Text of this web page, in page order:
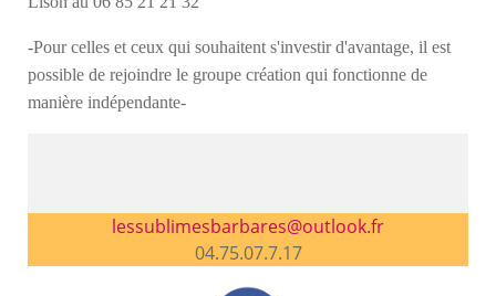
-Pour celles et ceux qui souhaitent s'investir d'avantage, il est
possible de rejoindre le groupe création qui fonctionne de
manière indépendante-
lessublimesbarbares@outlook.fr
04.75.07.7.17